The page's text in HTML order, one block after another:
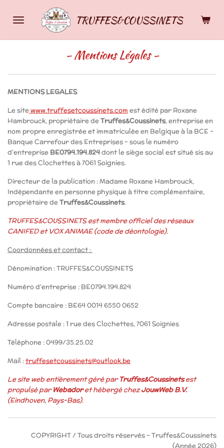
au
TRUFFES&COUSSINETS
- Mentions Légales -
MENTIONS LEGALES
Le sitewww.truffesetcoussinets.com est édité par Roxane
Hambrouck, propriétaire deTruffes&Coussinets, entreprise en
nom propre enregistrée et immatriculée en Belgique à la BCE -
Banque Carrefour des Entreprises - sous le numéro
d'entreprise BE0794.194.824dont le siège social est situé sis au
1 rue des Clochettes à 7061 Soignies.
Directeur de la publication : Madame Roxane Hambrouck,
Indépendante en personne physique à titre complémentaire,
propriétaire deTruffes&Coussinets.
TRUFFES&COUSSINETS est membre officiel des réseaux
CANIFED et VOX ANIMAE (code de déontologie).
Coordonnées et contact :
Dénomination : TRUFFES&COUSSINETS
Numéro d'entreprise : BE0794.194.824
Compte bancaire : BE64 0014 6550 0652
Adresse postale : 1 rue des Clochettes, 7061 Soignies
Téléphone : 0499/35.25.02
Mail :truffesetcoussinets@outlook.be
Le site web entièrement géré parTruffes&Coussinetsest
propulsé parWebadoret hébergé chezJouwWeb B.V.
(Eindhoven, Pays-Bas).
COPYRIGHT / Tous droits réservés – Truffes&Coussinets
(Année 2026)